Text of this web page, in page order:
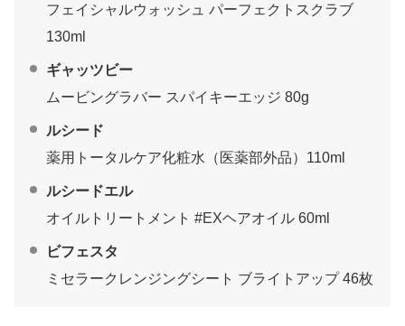
フェイシャルウォッシュ パーフェクトスクラブ
130ml
ギャッツビー
ムービングラバー スパイキーエッジ 80g
ルシード
薬用トータルケア化粧水（医薬部外品）110ml
ルシードエル
オイルトリートメント #EXヘアオイル 60ml
ビフェスタ
ミセラークレンジングシート ブライトアップ 46枚